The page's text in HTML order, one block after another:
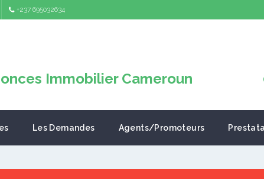
+237 695032634
Les Demandes Agents/Promoteurs